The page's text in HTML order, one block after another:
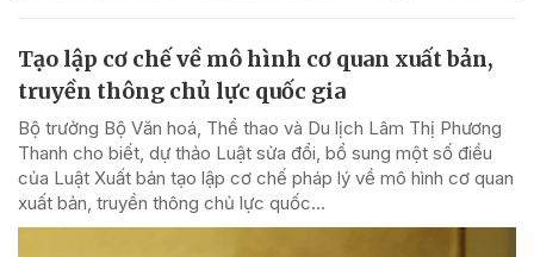
Tạo lập cơ chế về mô hình cơ quan xuất bản,
truyền thông chủ lực quốc gia
Bộ trưởng Bộ Văn hoá, Thể thao và Du lịch Lâm Thị Phương
Thanh cho biết, dự thảo Luật sửa đổi, bổ sung một số điều
của Luật Xuất bản tạo lập cơ chế pháp lý về mô hình cơ quan
xuất bản, truyền thông chủ lực quốc...